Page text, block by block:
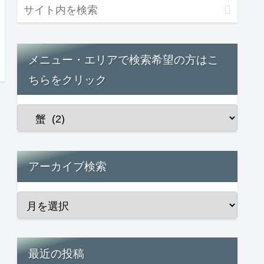
メニュー・エリアで検索希望の方はこ
ちらをクリック
アーカイブ検索
最近の投稿